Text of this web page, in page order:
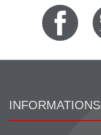
INFORMATIONS